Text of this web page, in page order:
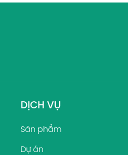
DỊCH VỤ
Sản phẩm
Dự án